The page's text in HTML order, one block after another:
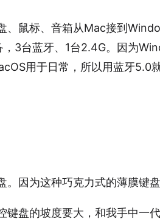
、鼠标、音箱从Mac接到
3台蓝牙、1台2.4G。因为
用于日常，所以用蓝牙5.0就
因为这种巧克力式的薄膜键盘
盘的坡度要大，和我手中一